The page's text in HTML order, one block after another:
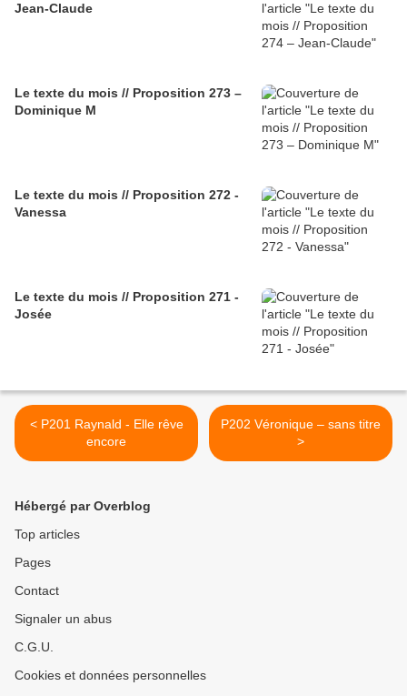
Jean-Claude
Le texte du mois // Proposition 273 –
Dominique M
Le texte du mois // Proposition 272 -
Vanessa
Le texte du mois // Proposition 271 -
Josée
< P201 Raynald - Elle rêve
encore
P202 Véronique – sans titre
>
Hébergé par Overblog
Top articles
Pages
Contact
Signaler un abus
C.G.U.
Cookies et données personnelles